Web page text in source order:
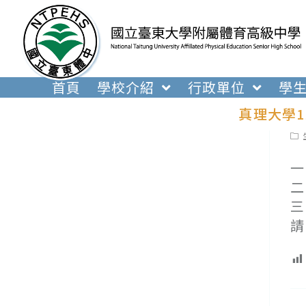
內
首頁 學校介紹 行政單位 學
真理大學